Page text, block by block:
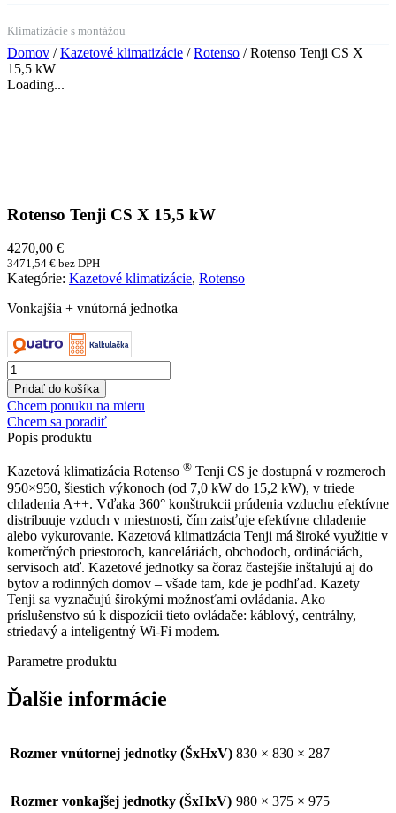
Klimatizácie s montážou
Domov /Kazetové klimatizácie /Rotenso / Rotenso Tenji CS X
15,5 kW
Loading...
Rotenso Tenji CS X 15,5 kW
4270,00 €
3471,54 € bez DPH
Kategórie: Kazetové klimatizácie, Rotenso
Vonkajšia + vnútorná jednotka
množstvo
Rotenso
Tenji
CS
X
15,5
kW
Pridať do košíka
Chcem ponuku na mieru
Chcem sa poradiť
Popis produktu
Kazetová klimatizácia Rotenso ® Tenji CS je dostupná v rozmeroch
950×950, šiestich výkonoch (od 7,0 kW do 15,2 kW), v triede
chladenia A++. Vďaka 360° konštrukcii prúdenia vzduchu efektívne
distribuuje vzduch v miestnosti, čím zaisťuje efektívne chladenie
alebo vykurovanie. Kazetová klimatizácia Tenji má široké využitie v
komerčných priestoroch, kanceláriách, obchodoch, ordináciách,
servisoch atď. Kazetové jednotky sa čoraz častejšie inštalujú aj do
bytov a rodinných domov – všade tam, kde je podhľad. Kazety
Tenji sa vyznačujú širokými možnosťami ovládania. Ako
príslušenstvo sú k dispozícii tieto ovládače: káblový, centrálny,
striedavý a inteligentný Wi-Fi modem.
Parametre produktu
Ďalšie informácie
Rozmer vnútornej jednotky (ŠxHxV) 830 × 830 × 287
Rozmer vonkajšej jednotky (ŠxHxV) 980 × 375 × 975